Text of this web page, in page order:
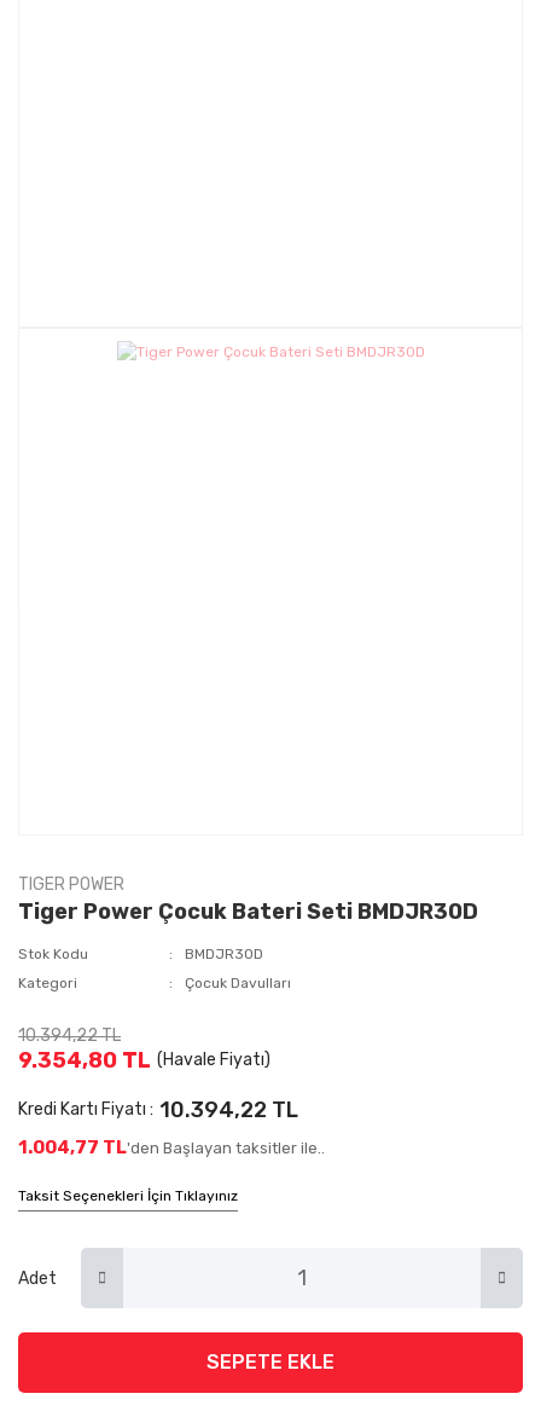
TIGER POWER
Tiger Power Çocuk Bateri Seti BMDJR30D
Stok Kodu
BMDJR30D
Kategori
Çocuk Davulları
10.394,22 TL
9.354,80 TL (Havale Fiyatı)
Kredi Kartı Fiyatı : 10.394,22 TL
1.004,77 TL'den Başlayan taksitler ile..
Taksit Seçenekleri İçin Tıklayınız
Adet
SEPETE EKLE